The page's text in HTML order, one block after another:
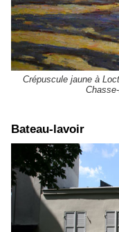
Crépuscule jaune à
Bateau-lavoir